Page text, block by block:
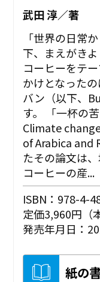
武田 淳／著
「世界の日常
下、まえがき
コーヒーをテ
かけとなった
バン（以下、
す。 「一杯の
Climate
of Arabica and
たその論文は
コーヒーの産...
ISBN：978-4-
定価3,960円（
発売年月日：
紙の